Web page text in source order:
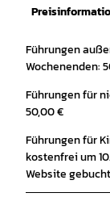
Führungen
Wochenenden:
Führungen für
50,00 €
Führungen für
kostenfrei um
Website